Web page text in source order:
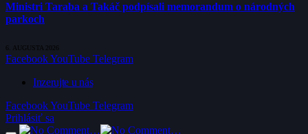
Ministri Taraba a Takáč podpísali memorandum o národných
parkoch
6. AUGUSTA 2026
FacebookYouTube Telegram
Inzerujte u nás
FacebookYouTube Telegram
Prihlásiť sa